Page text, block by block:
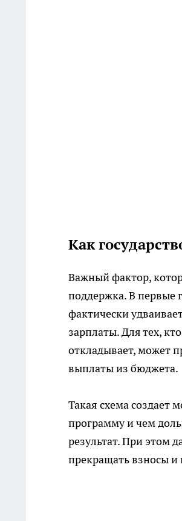
Как
Важный фактор,
поддержка. В первые
фактически
зарплаты. Для тех,
откладывает, может
выплаты из бюджета.
Такая схема
программу и чем
результат. При этом
прекращать взносы и